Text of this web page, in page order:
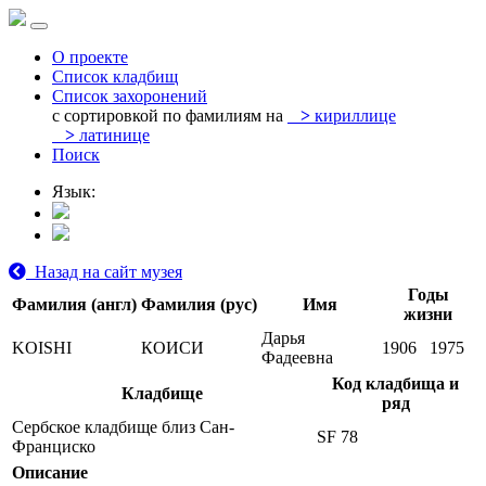
О проекте
Список кладбищ
Список захоронений
с сортировкой по фамилиям на
> кириллице
> латинице
Поиск
Язык:
Назад на сайт музея
Фамилия (англ) Фамилия (рус) Имя
Годы
жизни
KOISHI
КОИСИ
Дарья
Фадеевна
1906 1975
Кладбище
Код кладбища и
ряд
Сербское кладбище близ Сан-
Франциско
SF 78
Описание